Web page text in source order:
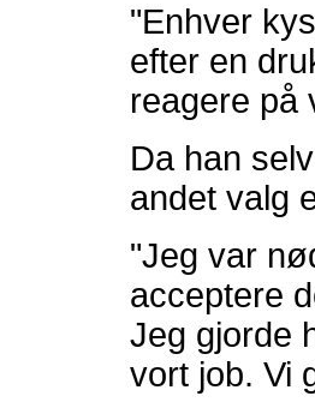
"Enhver
efter en
reagere på
Da han
andet valg
"Jeg var
acceptere
Jeg gjorde
vort job. Vi